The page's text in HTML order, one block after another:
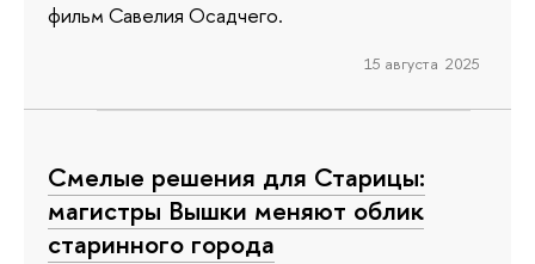
фильм Савелия Осадчего.
15 августа 2025
Смелые решения для Старицы:
магистры Вышки меняют облик
старинного города